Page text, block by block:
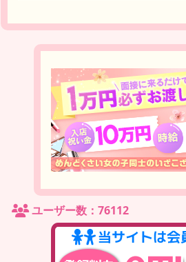
ユーザー数：76112